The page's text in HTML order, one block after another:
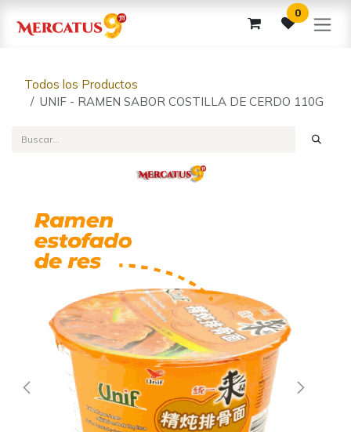
0
Todos los Productos
UNIF - RAMEN SABOR COSTILLA DE CERDO 110G